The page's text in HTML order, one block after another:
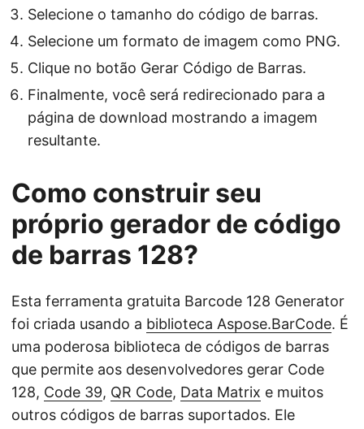
Selecione o tamanho do código de barras.
Selecione um formato de imagem como PNG.
Clique no botão Gerar Código de Barras.
Finalmente, você será redirecionado para a
página de download mostrando a imagem
resultante.
Como construir seu
próprio gerador de código
de barras 128?
Esta ferramenta gratuita Barcode 128 Generator
foi criada usando a biblioteca Aspose.BarCode. É
uma poderosa biblioteca de códigos de barras
que permite aos desenvolvedores gerar Code
128, Code 39, QR Code, Data Matrix e muitos
outros códigos de barras suportados. Ele